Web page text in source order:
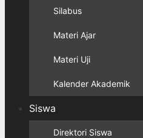
Silabus
Materi Ajar
Materi Uji
Kalender Akademik
Siswa
Direktori Siswa